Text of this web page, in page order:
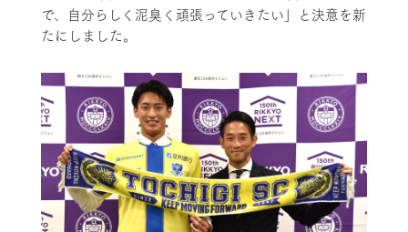
で、自分らしく泥臭く頑張っていきたい」と決意を新
たにしました。